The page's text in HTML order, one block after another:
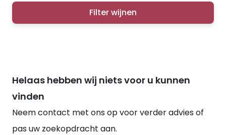
Filter wijnen
Helaas hebben wij niets voor u kunnen
vinden
Neem contact met ons op voor verder advies of
pas uw zoekopdracht aan.